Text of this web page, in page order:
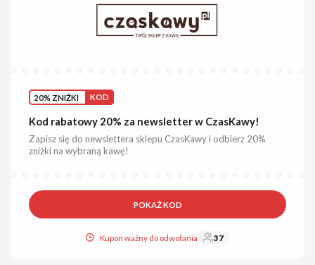
20% ZNIŻKI KOD
Kod rabatowy 20% za newsletter w CzasKawy!
Zapisz się do newslettera sklepu CzasKawy i odbierz 20%
zniżki na wybraną kawę!
POKAŻ KOD
Kupon ważny do odwołania 37